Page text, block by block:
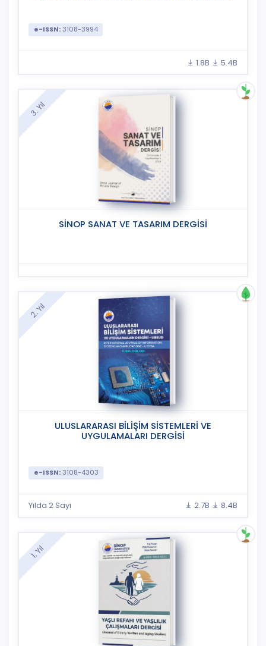
e-ISSN:3108-3994
1.8B 5.4B
SİNOP SANAT VE TASARIM DERGİSİ
3. Yıl
ULUSLARARASI BİLİŞİM SİSTEMLERİ VE
UYGULAMALARI DERGİSİ
e-ISSN:3108-4303
Yılda 2 Sayı 2.7B 8.4B
2. Yıl
1. Yıl